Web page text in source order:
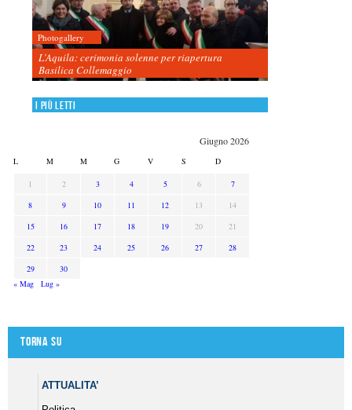
Photogallery
L’Aquila: cerimonia solenne per riapertura
Basilica Collemaggio
I più letti
Giugno 2026
L M M G V S D
1 2 3 4 5 6
7
8
9 10 11 12 13
14
15
16 17 18 19 20
21
22
23 24 25 26 27
28
29
30
« Mag
Lug »
Torna su
ATTUALITA’